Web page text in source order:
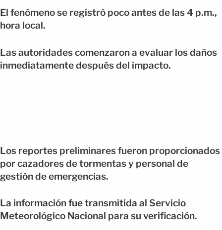
El fenómeno se registró poco antes de las 4 p.m.,
hora local.
Las autoridades comenzaron a evaluar los daños
inmediatamente después del impacto.
Los reportes preliminares fueron proporcionados
por cazadores de tormentas y personal de
gestión de emergencias.
La información fue transmitida al Servicio
Meteorológico Nacional para su verificación.